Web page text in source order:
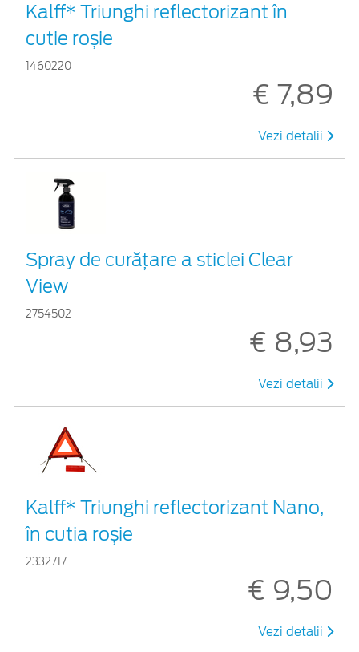
Kalff* Triunghi reflectorizant în
cutie roșie
1460220
€ 7,89
Vezi detalii
Spray de curățare a sticlei Clear
View
2754502
€ 8,93
Vezi detalii
Kalff* Triunghi reflectorizant Nano,
în cutia roșie
2332717
€ 9,50
Vezi detalii